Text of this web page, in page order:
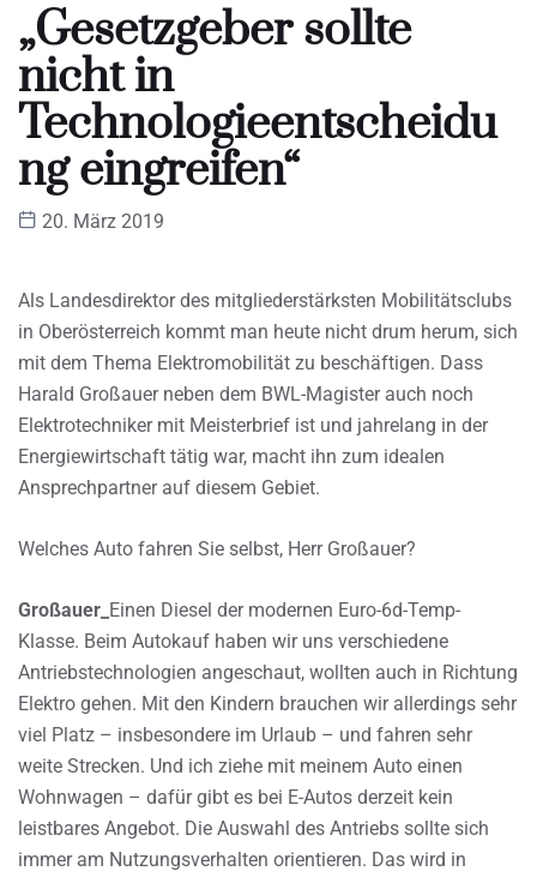
„Gesetzgeber sollte
nicht in
Technologieentscheidu
ng eingreifen“
20. März 2019
Als Landesdirektor des mitgliederstärksten Mobilitätsclubs
in Oberösterreich kommt man heute nicht drum herum, sich
mit dem Thema Elektromobilität zu beschäftigen. Dass
Harald Großauer neben dem BWL-Magister auch noch
Elektrotechniker mit Meisterbrief ist und jahrelang in der
Energiewirtschaft tätig war, macht ihn zum idealen
Ansprechpartner auf diesem Gebiet.
Welches Auto fahren Sie selbst, Herr Großauer?
Großauer_ Einen Diesel der modernen Euro-6d-Temp-
Klasse. Beim Autokauf haben wir uns verschiedene
Antriebstechnologien angeschaut, wollten auch in Richtung
Elektro gehen. Mit den Kindern brauchen wir allerdings sehr
viel Platz – insbesondere im Urlaub – und fahren sehr
weite Strecken. Und ich ziehe mit meinem Auto einen
Wohnwagen – dafür gibt es bei E-Autos derzeit kein
leistbares Angebot. Die Auswahl des Antriebs sollte sich
immer am Nutzungsverhalten orientieren. Das wird in